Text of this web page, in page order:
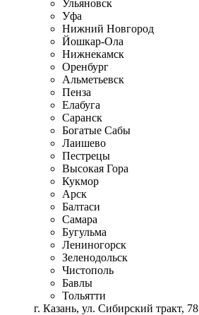
Ульяновск
Уфа
Нижний Новгород
Йошкар-Ола
Нижнекамск
Оренбург
Альметьевск
Пенза
Елабуга
Саранск
Богатые Сабы
Лаишево
Пестрецы
Высокая Гора
Кукмор
Арск
Балтаси
Самара
Бугульма
Лениногорск
Зеленодольск
Чистополь
Бавлы
Тольятти
г. Казань, ул. Сибирский тракт, 78